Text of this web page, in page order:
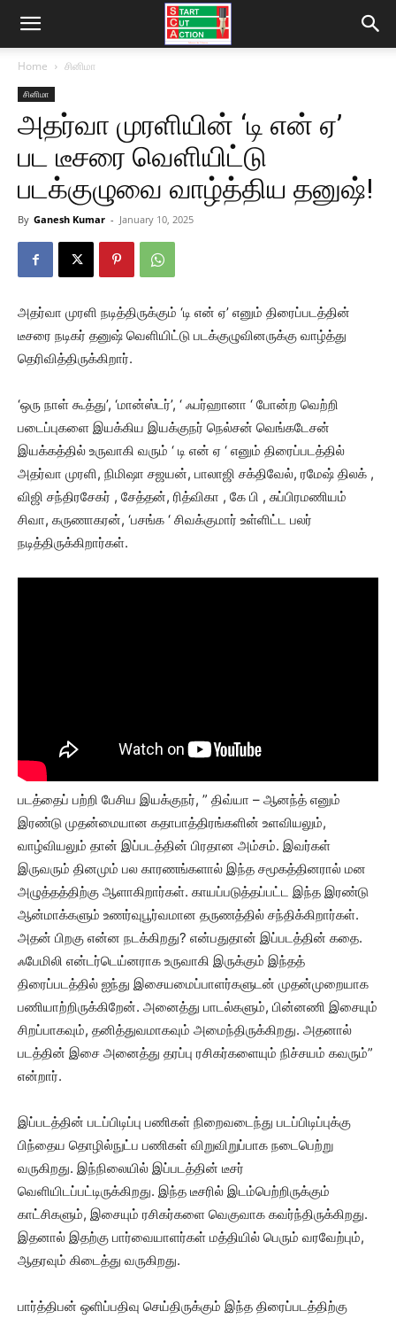
Home சினிமா
சினிமா
அதர்வா முரளியின் ‘டி என் ஏ’
பட டீசரை வெளியிட்டு
படக்குழுவை வாழ்த்திய தனுஷ்!
By Ganesh Kumar - January 10, 2025
அதர்வா முரளி நடித்திருக்கும் ‘டி என் ஏ’ எனும் திரைப்படத்தின்
டீசரை நடிகர் தனுஷ் வெளியிட்டு படக்குழுவினருக்கு வாழ்த்து
தெரிவித்திருக்கிறார்.
‘ஒரு நாள் கூத்து’, ‘மான்ஸ்டர்’, ‘ ஃபர்ஹானா ‘ போன்ற வெற்றி
படைப்புகளை இயக்கிய இயக்குநர் நெல்சன் வெங்கடேசன்
இயக்கத்தில் உருவாகி வரும் ‘ டி என் ஏ ‘ எனும் திரைப்படத்தில்
அதர்வா முரளி, நிமிஷா சஜயன், பாலாஜி சக்திவேல், ரமேஷ் திலக் ,
விஜி சந்திரசேகர் , சேத்தன், ரித்விகா , கே பி , சுப்பிரமணியம்
சிவா, கருணாகரன், ‘பசங்க ‘ சிவக்குமார் உள்ளிட்ட பலர்
நடித்திருக்கிறார்கள்.
படத்தைப் பற்றி பேசிய இயக்குநர், ” திவ்யா – ஆனந்த் எனும்
இரண்டு முதன்மையான கதாபாத்திரங்களின் உளவியலும்,
வாழ்வியலும் தான் இப்படத்தின் பிரதான அம்சம். இவர்கள்
இருவரும் தினமும் பல காரணங்களால் இந்த சமூகத்தினரால் மன
அழுத்தத்திற்கு ஆளாகிறார்கள்.‌ காயப்படுத்தப்பட்ட இந்த இரண்டு
ஆன்மாக்களும் உணர்வுபூர்வமான தருணத்தில் சந்திக்கிறார்கள்.
அதன் பிறகு என்ன நடக்கிறது? என்பதுதான் இப்படத்தின் கதை.
ஃபேமிலி என்டர்டெய்னராக உருவாகி இருக்கும் இந்தத்
திரைப்படத்தில் ஐந்து இசையமைப்பாளர்களுடன் முதன்முறையாக
பணியாற்றிருக்கிறேன். அனைத்து பாடல்களும், பின்னணி இசையும்
சிறப்பாகவும், தனித்துவமாகவும் அமைந்திருக்கிறது. அதனால்
படத்தின் இசை அனைத்து தரப்பு ரசிகர்களையும் நிச்சயம் கவரும்”
என்றார்.
இப்படத்தின் படப்பிடிப்பு பணிகள் நிறைவடைந்து படப்பிடிப்புக்கு
பிந்தைய தொழில்நுட்ப பணிகள் விறுவிறுப்பாக நடைபெற்று
வருகிறது. இந்நிலையில் இப்படத்தின் டீசர்
வெளியிடப்பட்டிருக்கிறது. இந்த டீசரில் இடம்பெற்றிருக்கும்
காட்சிகளும், இசையும் ரசிகர்களை வெகுவாக கவர்ந்திருக்கிறது.
இதனால் இதற்கு பார்வையாளர்கள் மத்தியில் பெரும் வரவேற்பும்,
ஆதரவும் கிடைத்து வருகிறது.
பார்த்திபன் ஒளிப்பதிவு செய்திருக்கும் இந்த திரைப்படத்திற்கு